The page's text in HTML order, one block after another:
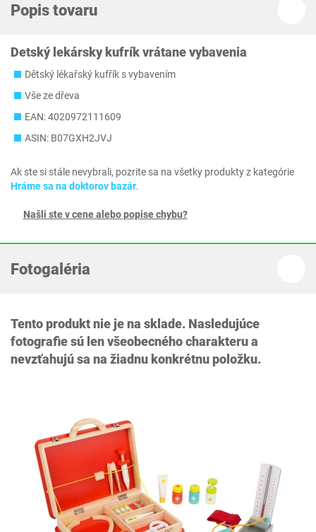
Popis tovaru
Detský lekársky kufrík vrátane vybavenia
Dětský lékařský kufřík s vybavením
Vše ze dřeva
EAN: 4020972111609
ASIN: B07GXH2JVJ
Ak ste si stále nevybrali, pozrite sa na všetky produkty z kategórie
Hráme sa na doktorov bazár.
Našli ste v cene alebo popise chybu?
Fotogaléria
Tento produkt nie je na sklade. Nasledujúce
fotografie sú len všeobecného charakteru a
nevzťahujú sa na žiadnu konkrétnu položku.